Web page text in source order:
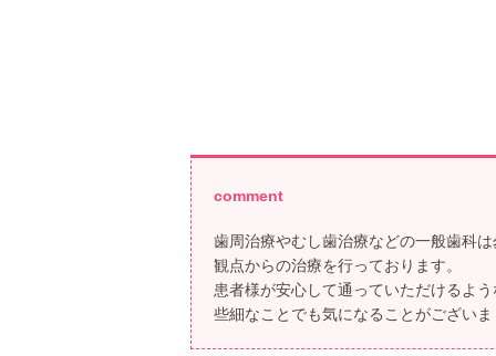
comment
歯周治療やむし歯治療などの一般歯科
観点からの治療を行っております。
患者様が安心して通っていただけるよ
些細なことでも気になることがござい